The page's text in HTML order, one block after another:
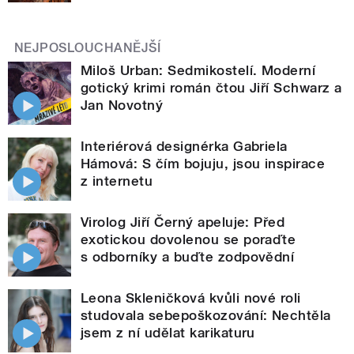
NEJPOSLOUCHANĚJŠÍ
Miloš Urban: Sedmikostelí. Moderní
gotický krimi román čtou Jiří Schwarz a
Jan Novotný
Interiérová designérka Gabriela
Hámová: S čím bojuju, jsou inspirace
z internetu
Virolog Jiří Černý apeluje: Před
exotickou dovolenou se poraďte
s odborníky a buďte zodpovědní
Leona Skleničková kvůli nové roli
studovala sebepoškozování: Nechtěla
jsem z ní udělat karikaturu